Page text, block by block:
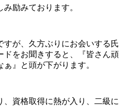
励みております。
すが、久方ぶりにお会いする氏
ドをお聞きすると、『皆さん頑
』と頭が下がります。
資格取得に熱が入り、二級に